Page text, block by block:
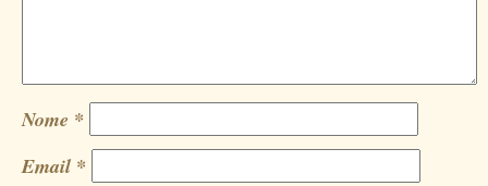
Nome *
Email *